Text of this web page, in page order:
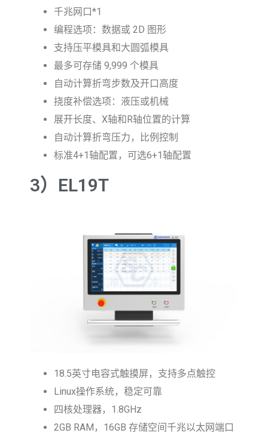
千兆网口*1
编程选项：数据或 2D 图形
支持压平模具和大圆弧模具
最多可存储 9,999 个模具
自动计算折弯步数及开口高度
挠度补偿选项：液压或机械
展开长度、X轴和R轴位置的计算
自动计算折弯压力，比例控制
标准4+1轴配置，可选6+1轴配置
3）EL19T
18.5英寸电容式触摸屏，支持多点触控
Linux操作系统，稳定可靠
四核处理器，1.8GHz
2GB RAM，16GB 存储空间千兆以太网端口